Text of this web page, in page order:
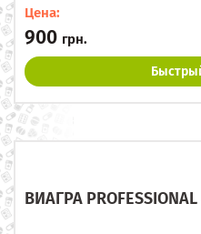
Цена:
900 грн.
ВИАГРА